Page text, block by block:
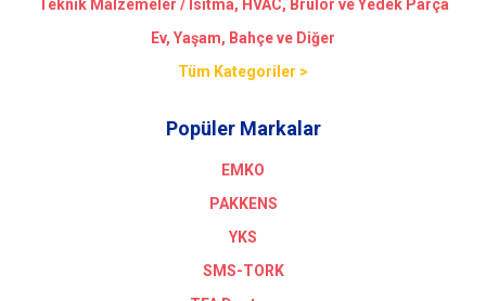
Teknik Malzemeler / Isıtma, HVAC, Brülör ve Yedek Parça
Ev, Yaşam, Bahçe ve Diğer
Tüm Kategoriler >
Popüler Markalar
EMKO
PAKKENS
YKS
SMS-TORK